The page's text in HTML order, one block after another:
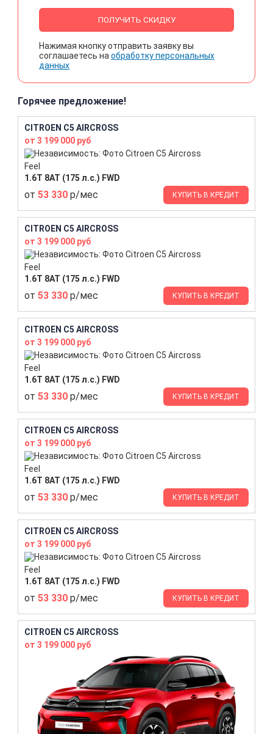
ПОЛУЧИТЬ СКИДКУ
Нажимая кнопку отправить заявку вы
соглашаетесь на обработку персональных
данных
Горячее предложение!
CITROEN C5 AIRCROSS
от 3 199 000 руб
Feel
1.6T 8AT (175 л.с.) FWD
от 53 330 р/мес КУПИТЬ В КРЕДИТ
CITROEN C5 AIRCROSS
от 3 199 000 руб
Feel
1.6T 8AT (175 л.с.) FWD
от 53 330 р/мес КУПИТЬ В КРЕДИТ
CITROEN C5 AIRCROSS
от 3 199 000 руб
Feel
1.6T 8AT (175 л.с.) FWD
от 53 330 р/мес КУПИТЬ В КРЕДИТ
CITROEN C5 AIRCROSS
от 3 199 000 руб
Feel
1.6T 8AT (175 л.с.) FWD
от 53 330 р/мес КУПИТЬ В КРЕДИТ
CITROEN C5 AIRCROSS
от 3 199 000 руб
Feel
1.6T 8AT (175 л.с.) FWD
от 53 330 р/мес КУПИТЬ В КРЕДИТ
CITROEN C5 AIRCROSS
от 3 199 000 руб